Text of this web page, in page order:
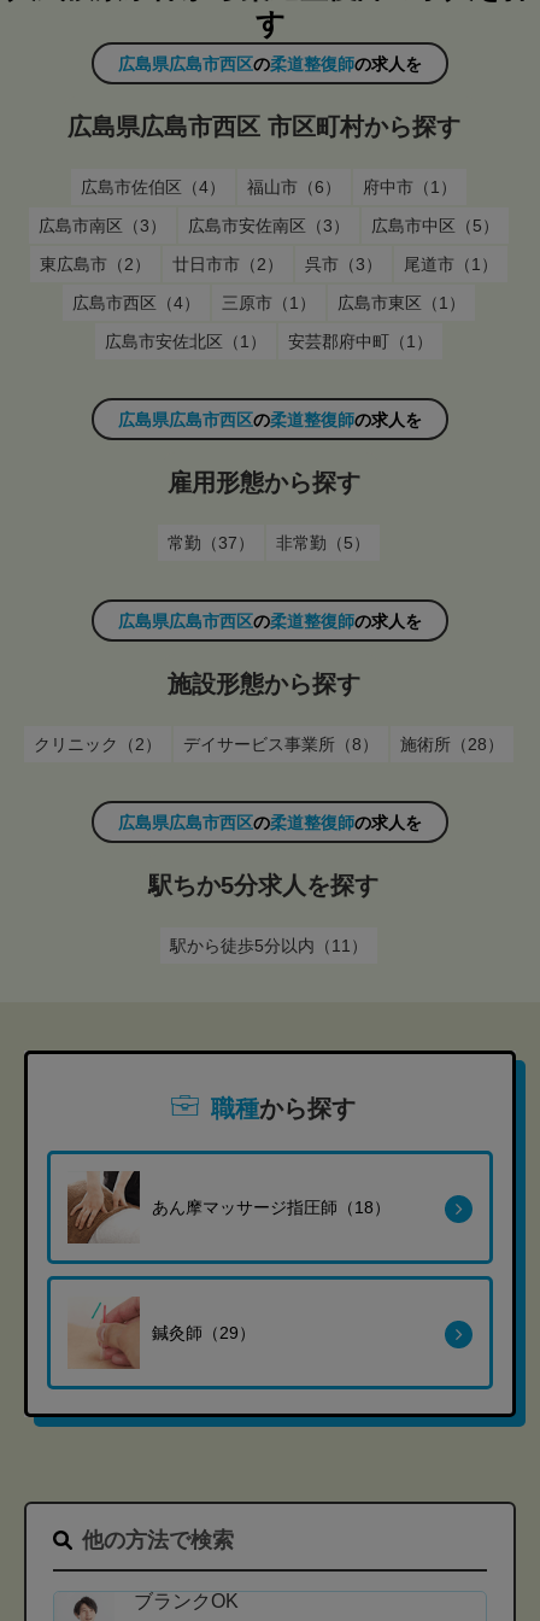
す
広島県広島市西区の柔道整復師の求人を
広島県広島市西区 市区町村から探す
広島市佐伯区（4） 福山市（6）
府中市（1）
広島市南区（3）
広島市安佐南区（3）
広島市中区（5）
東広島市（2）
廿日市市（2） 呉市（3）
尾道市（1）
広島市西区（4）
三原市（1）
広島市東区（1）
広島市安佐北区（1）
安芸郡府中町（1）
広島県広島市西区の柔道整復師の求人を
雇用形態から探す
常勤（37） 非常勤（5）
広島県広島市西区の柔道整復師の求人を
施設形態から探す
クリニック（2） デイサービス事業所（8） 施術所（28）
広島県広島市西区の柔道整復師の求人を
駅ちか5分求人を探す
駅から徒歩5分以内（11）
職種から探す
あん摩マッサージ指圧師（18）
鍼灸師（29）
他の方法で検索
ブランクOK